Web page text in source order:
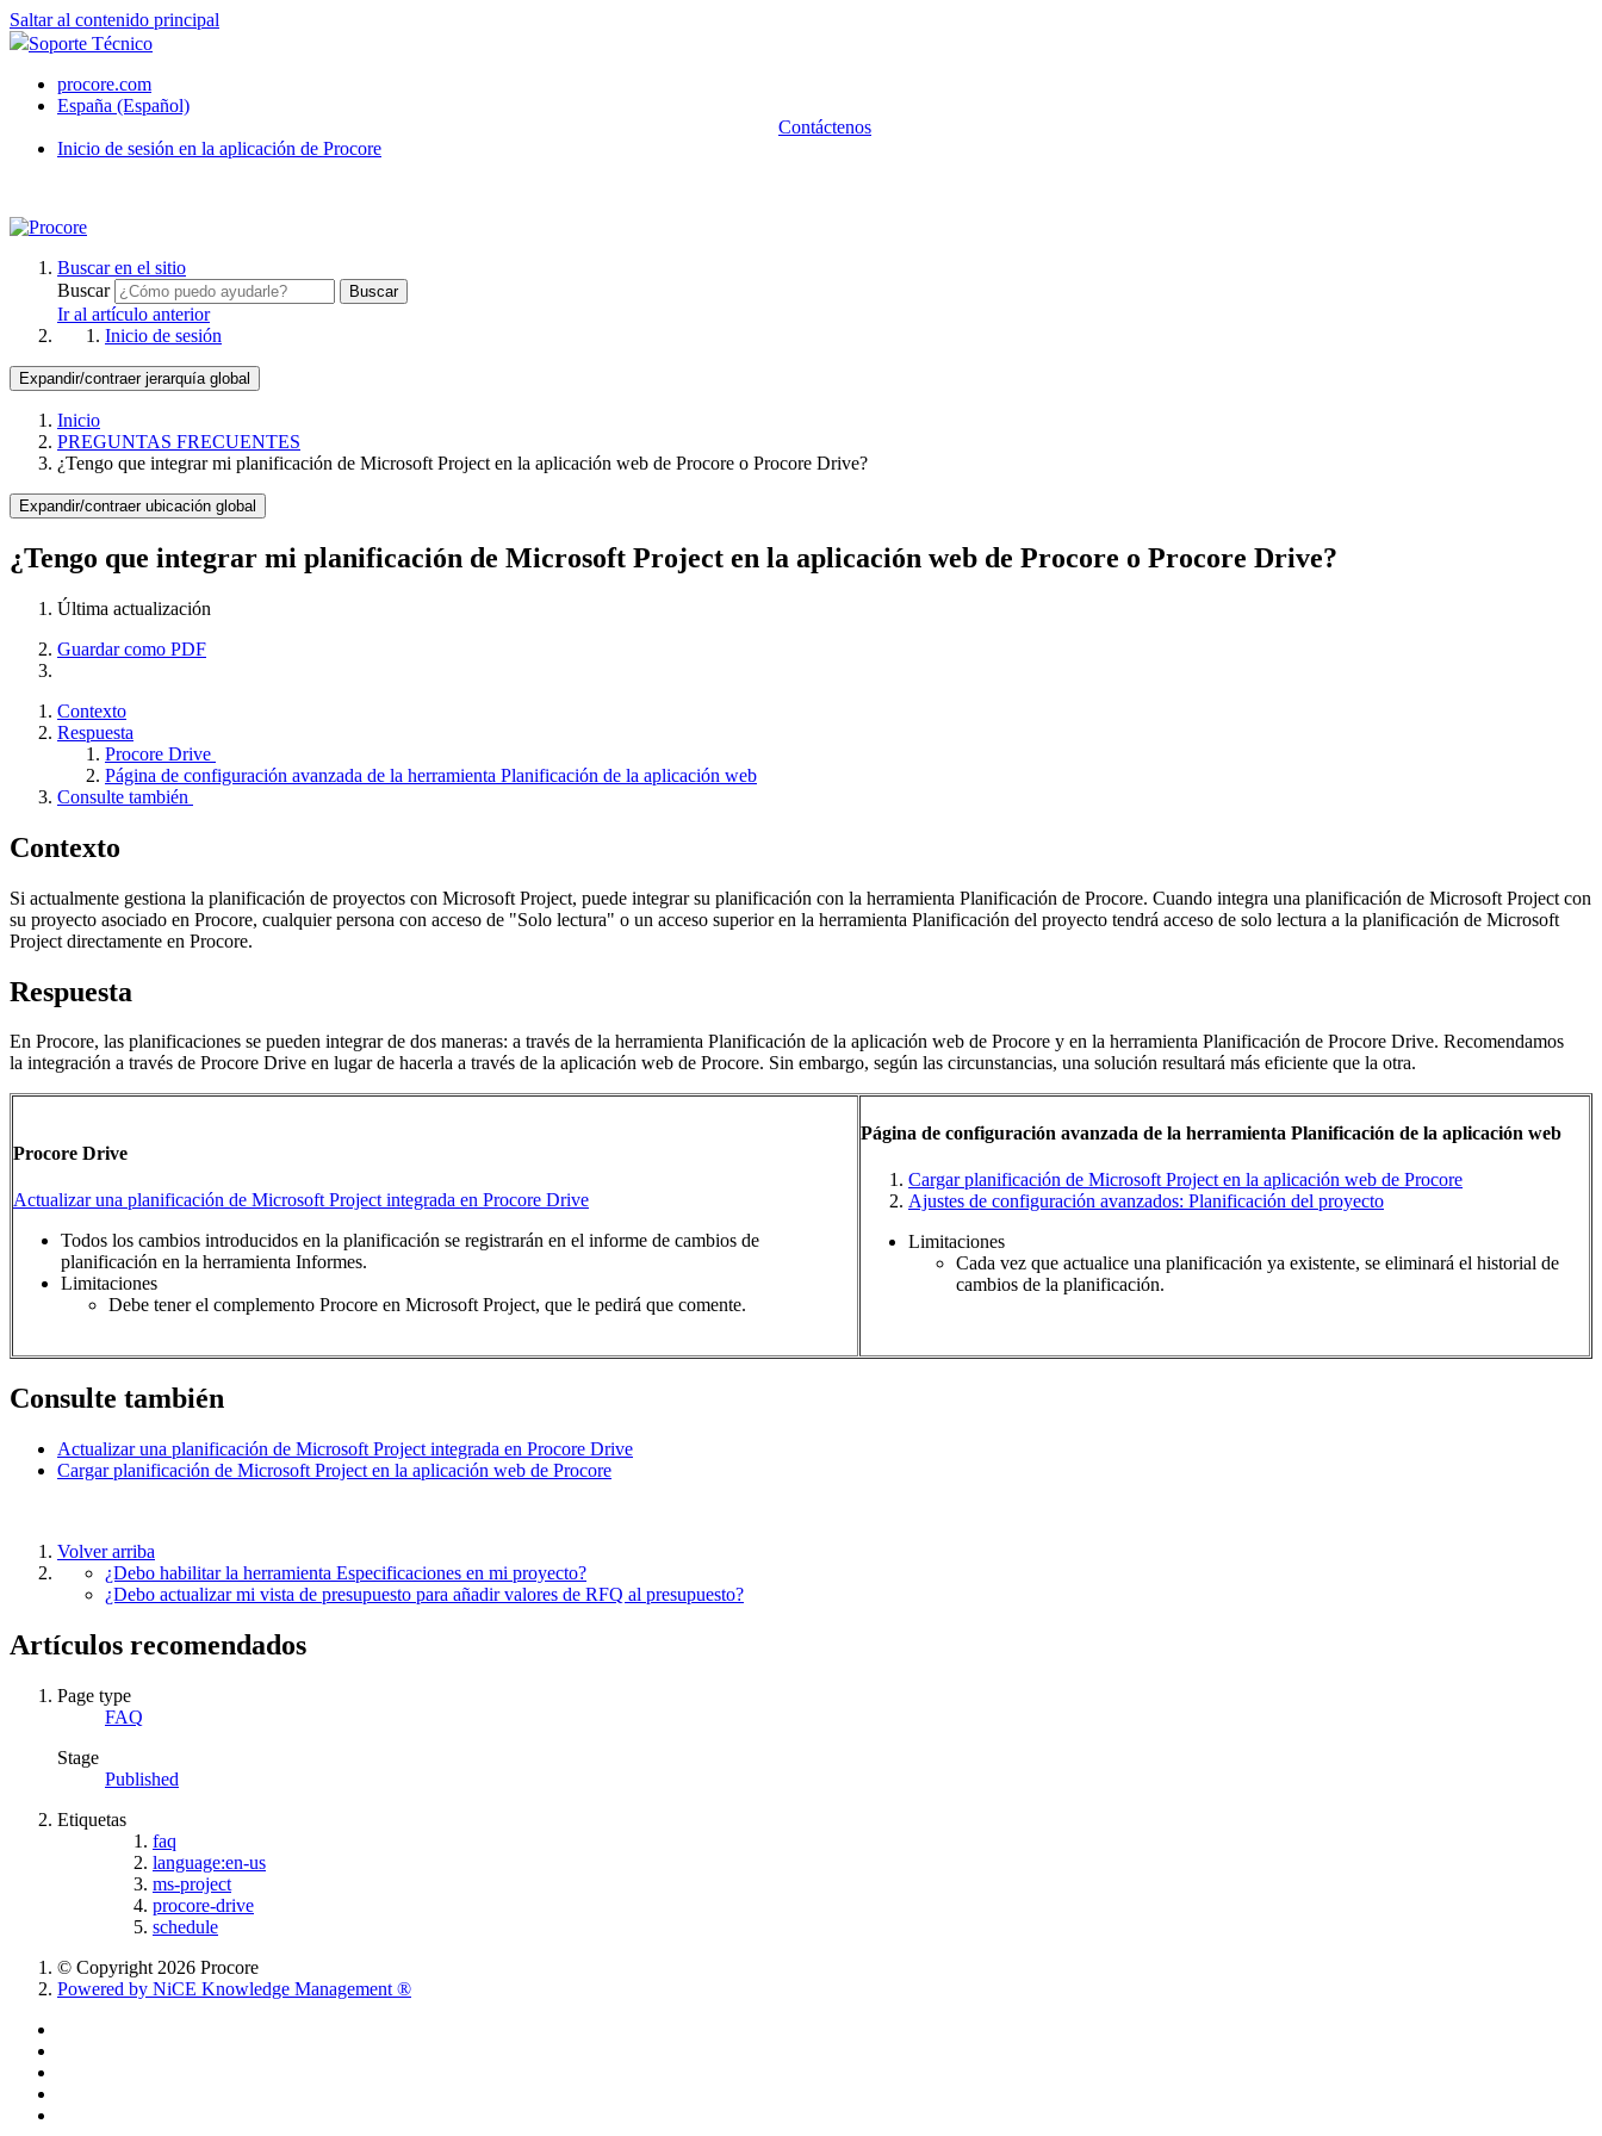
Saltar al contenido principal
Soporte Técnico
procore.com
España (Español)
Contáctenos
Inicio de sesión en la aplicación de Procore
Buscar en el sitio
Buscar
Buscar
Ir al artículo anterior
Inicio de sesión
Expandir/contraer jerarquía global
Inicio
PREGUNTAS FRECUENTES
¿Tengo que integrar mi planificación de Microsoft Project en la aplicación web de Procore o Procore Drive?
Expandir/contraer ubicación global
¿Tengo que integrar mi planificación de Microsoft Project en la aplicación web de Procore o Procore Drive?
Última actualización
Guardar como PDF
Contexto
Respuesta
Procore Drive
Página de configuración avanzada de la herramienta Planificación de la aplicación web
Consulte también
Contexto
Si actualmente gestiona la planificación de proyectos con Microsoft Project, puede integrar su planificación con la herramienta Planificación de Procore. Cuando integra una planificación de Microsoft Project con
su proyecto asociado en Procore, cualquier persona con acceso de "Solo lectura" o un acceso superior en la herramienta Planificación del proyecto tendrá acceso de solo lectura a la planificación de Microsoft
Project directamente en Procore.
Respuesta
En Procore, las planificaciones se pueden integrar de dos maneras: a través de la herramienta Planificación de la aplicación web de Procore y en la herramienta Planificación de Procore Drive. Recomendamos
la integración a través de Procore Drive en lugar de hacerla a través de la aplicación web de Procore. Sin embargo, según las circunstancias, una solución resultará más eficiente que la otra.
Procore Drive
Actualizar una planificación de Microsoft Project integrada en Procore Drive
Todos los cambios introducidos en la planificación se registrarán en el informe de cambios de
planificación en la herramienta Informes.
Limitaciones
Debe tener el complemento Procore en Microsoft Project, que le pedirá que comente.
Página de configuración avanzada de la herramienta Planificación de la aplicación web
Cargar planificación de Microsoft Project en la aplicación web de Procore
Ajustes de configuración avanzados: Planificación del proyecto
Limitaciones
Cada vez que actualice una planificación ya existente, se eliminará el historial de
cambios de la planificación.
Consulte también
Actualizar una planificación de Microsoft Project integrada en Procore Drive
Cargar planificación de Microsoft Project en la aplicación web de Procore
Volver arriba
¿Debo habilitar la herramienta Especificaciones en mi proyecto?
¿Debo actualizar mi vista de presupuesto para añadir valores de RFQ al presupuesto?
Artículos recomendados
Page type
FAQ
Stage
Published
Etiquetas
faq
language:en-us
ms-project
procore-drive
schedule
© Copyright 2026 Procore
Powered by NiCE Knowledge Management ®